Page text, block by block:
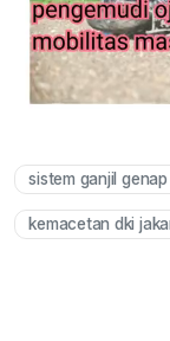
sistem ganjil genap
kemacetan dki